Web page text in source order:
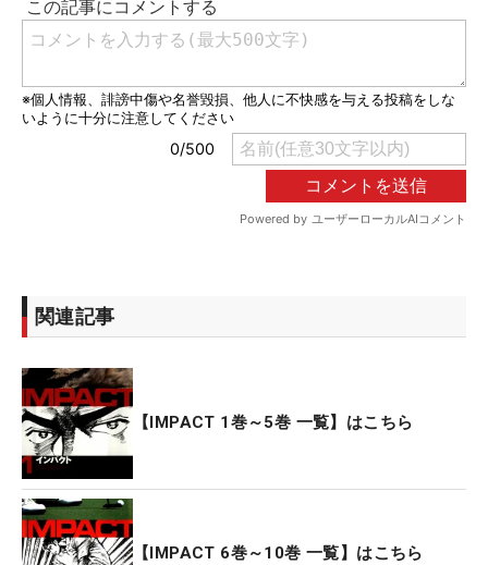
関連記事
【IMPACT 1巻～5巻 一覧】はこちら
【IMPACT 6巻～10巻 一覧】はこちら